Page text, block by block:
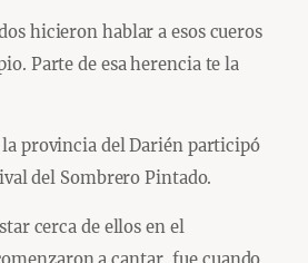
hicieron hablar a esos cueros
Parte de esa herencia te la
la provincia del Darién participó
del Sombrero Pintado.
cerca de ellos en el
a cantar, fue cuando